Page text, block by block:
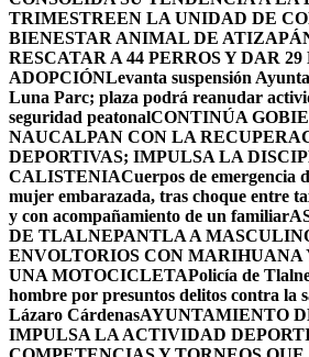
TRIMESTREEN LA UNIDAD DE
BIENESTAR ANIMAL DE
RESCATAR A 44 PERROS Y DAR 29
ADOPCIÓNLevanta suspensión
Luna Parc; plaza podrá reanudar
seguridad peatonalCONTINÚA
NAUCALPAN CON LA
DEPORTIVAS; IMPULSA LA
CALISTENIACuerpos de emergencia
mujer embarazada, tras choque entre
y con acompañamiento de un familiar
DE TLALNEPANTLA A
ENVOLTORIOS CON MARIHUANA
UNA MOTOCICLETAPolicía de
hombre por presuntos delitos contra la
Lázaro CárdenasAYUNTAMIENTO
IMPULSA LA ACTIVIDAD